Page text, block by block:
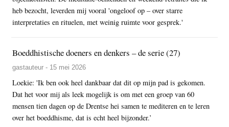
heb bezocht, leverden mij vooral 'ongeloof op – over starre
interpretaties en rituelen, met weinig ruimte voor gesprek.'
Boeddhistische doeners en denkers – de serie (27)
gastauteur - 15 mei 2026
Loekie: 'Ik ben ook heel dankbaar dat dit op mijn pad is gekomen.
Dat het voor mij als leek mogelijk is om met een groep van 60
mensen tien dagen op de Drentse hei samen te mediteren en te leren
over het boeddhisme, dat is echt heel bijzonder.’